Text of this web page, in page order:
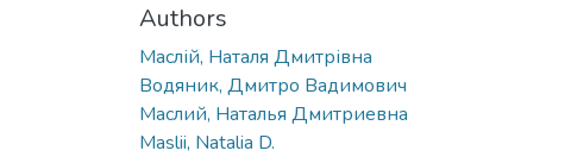
Authors
Маслій, Наталя Дмитрівна
Водяник, Дмитро Вадимович
Маслий, Наталья Дмитриевна
Maslii, Natalia D.